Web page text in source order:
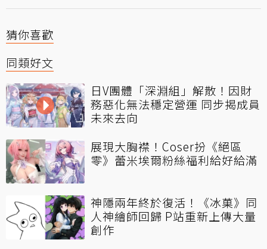
猜你喜歡
同類好文
日V團體「深淵組」解散！因財
務惡化無法穩定營運 同步揭成員
未來去向
展現大胸襟！Coser扮《絕區
零》蕾米埃爾粉絲福利給好給滿
神隱兩年終於復活！《冰菓》同
人神繪師回歸 P站重新上傳大量
創作